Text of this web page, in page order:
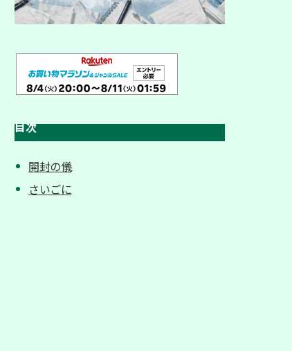
目次
開封の儀
さいごに